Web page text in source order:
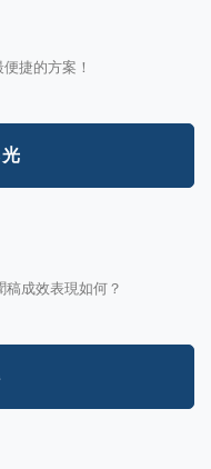
捷的方案！
成效表現如何？